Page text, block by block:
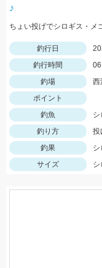
♪
ちょい投げでシロギス・メ
釣行日
釣行時間
釣場
西
ポイント
釣魚
シ
釣り方
投
釣果
シ
サイズ
シ